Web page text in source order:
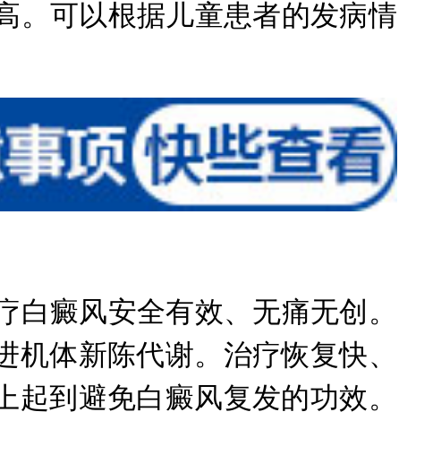
。可以根据儿童患者的发病情
癜风安全有效、无痛无创。
体新陈代谢。治疗恢复快、
到避免白癜风复发的功效。